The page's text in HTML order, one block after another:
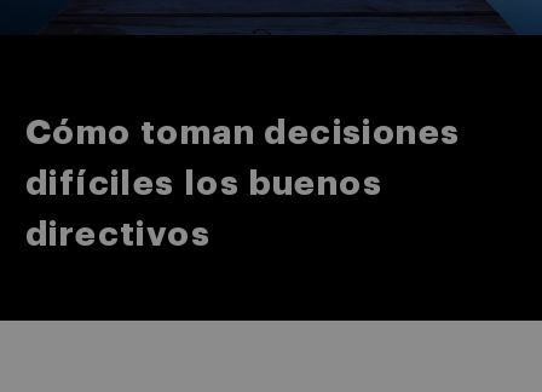
Cómo toman decisiones
difíciles los buenos
directivos